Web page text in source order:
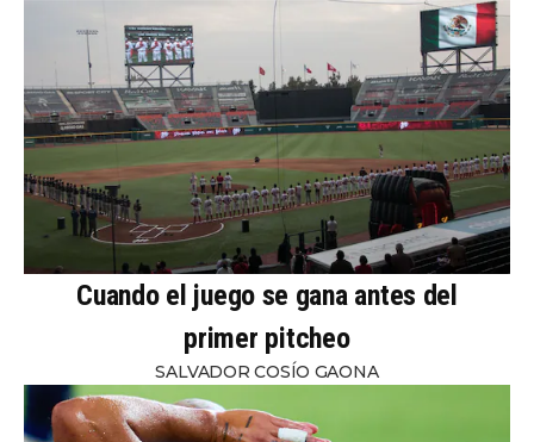
Cuando el juego se gana antes del
primer pitcheo
SALVADOR COSÍO GAONA